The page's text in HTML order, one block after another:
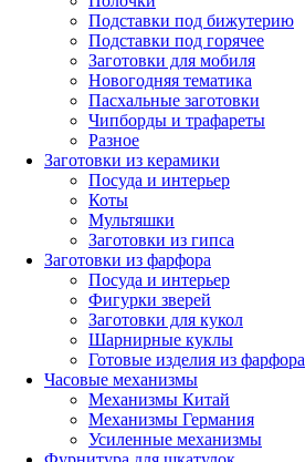
Подставки под бижутерию
Подставки под горячее
Заготовки для мобиля
Новогодняя тематика
Пасхальные заготовки
Чипборды и трафареты
Разное
Заготовки из керамики
Посуда и интерьер
Коты
Мультяшки
Заготовки из гипса
Заготовки из фарфора
Посуда и интерьер
Фигурки зверей
Заготовки для кукол
Шарнирные куклы
Готовые изделия из фарфора
Часовые механизмы
Механизмы Китай
Механизмы Германия
Усиленные механизмы